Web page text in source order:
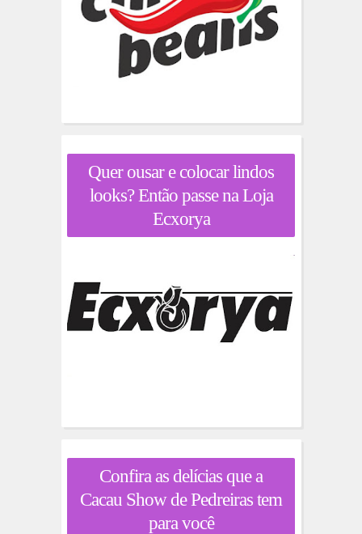
Quer ousar e colocar lindos
looks? Então passe na Loja
Ecxorya
Confira as delícias que a
Cacau Show de Pedreiras tem
para você